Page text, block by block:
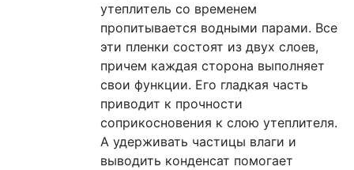
утеплитель со временем
пропитывается водными парами. Все
эти пленки состоят из двух слоев,
причем каждая сторона выполняет
свои функции. Его гладкая часть
приводит к прочности
соприкосновения к слою утеплителя.
А удерживать частицы влаги и
выводить конденсат помогает